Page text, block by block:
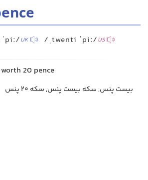
UK /ˌtwenti ˈpiː/US
20 pence
بیست پنس, سکه بیست پنس, سکه ۲۰ پنس